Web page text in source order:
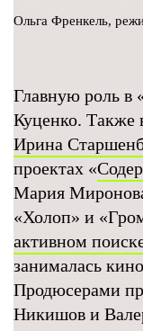
Ольга Френкель,
Главную роль в
Куценко. Также
Ирина
проектах «
Мария
«Холоп» и
активном
занималась
Продюсерами
Никишов и